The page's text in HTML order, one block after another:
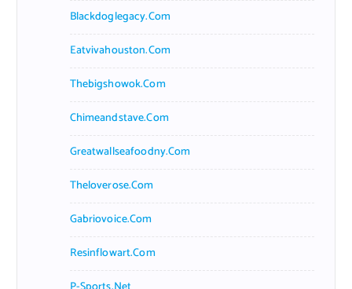
Blackdoglegacy.com
Eatvivahouston.com
Thebigshowok.com
Chimeandstave.com
Greatwallseafoodny.com
Theloverose.com
Gabriovoice.com
Resinflowart.com